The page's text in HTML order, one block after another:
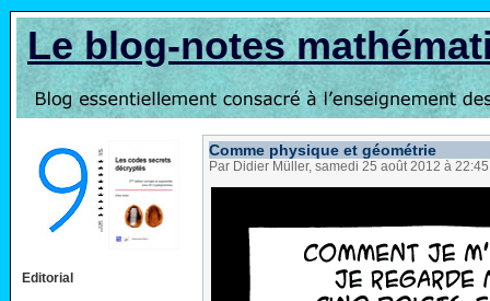
Le blog-notes
Editorial
Comme physique et géométrie
Par Didier Müller, samedi 25 août 2012 à